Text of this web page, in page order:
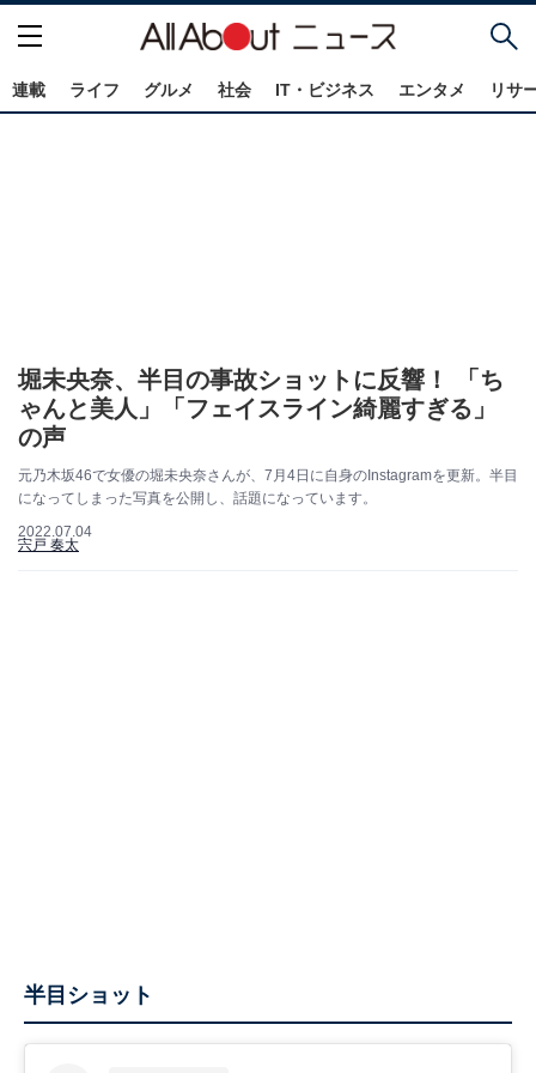
連載 ライフ グルメ 社会 IT・ビジネス エンタメ リサ
堀未央奈、半目の事故ショットに反響！ 「ち
ゃんと美人」「フェイスライン綺麗すぎる」
の声
元乃木坂46で女優の堀未央奈さんが、7月4日に自身のInstagramを更新。半目
になってしまった写真を公開し、話題になっています。
2022.07.04
宍戸 奏太
半目ショット